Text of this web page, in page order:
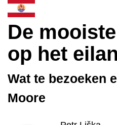
De
op het
Wat te bezoeken
Moore